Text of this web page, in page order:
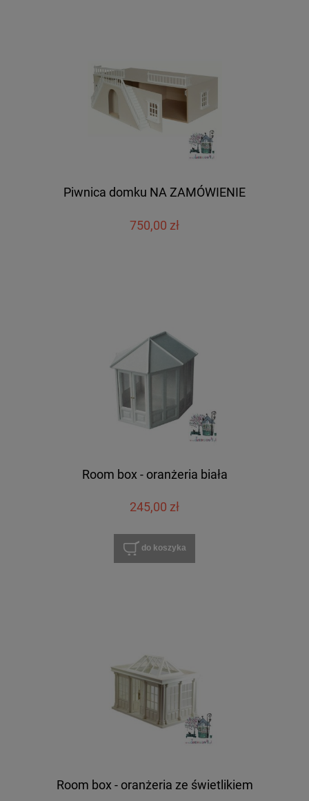
Piwnica domku NA ZAMÓWIENIE
750,00 zł
Room box - oranżeria biała
245,00 zł
do koszyka
Room box - oranżeria ze świetlikiem